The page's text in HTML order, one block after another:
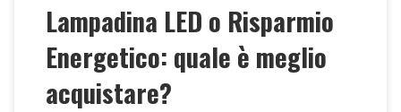
Lampadina LED o Risparmio
Energetico: quale è meglio
acquistare?